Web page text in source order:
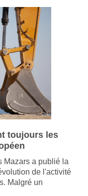
toujours les
Mazars a publié la
de l'activité
Malgré un